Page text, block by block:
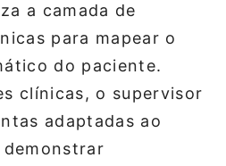
a camada de
para mapear o
do paciente.
clínicas, o supervisor
adaptadas ao